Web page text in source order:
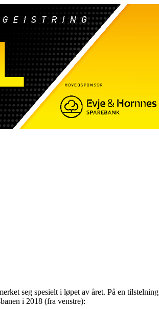
seg spesielt i løpet av året. På en tilstelning
i 2018 (fra venstre):